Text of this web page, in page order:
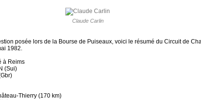
Claude Carlin
posée lors de la Bourse de Puiseaux, voici le résumé du Circuit de
1982.
à Reims
(Sui)
Thierry (170 km)